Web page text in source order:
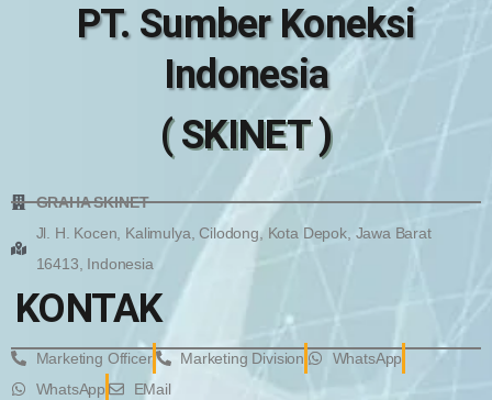
PT. Sumber Koneksi
Indonesia
( SKINET )
GRAHA SKINET
Jl. H. Kocen, Kalimulya, Cilodong, Kota Depok, Jawa Barat
16413, Indonesia
KONTAK
Marketing Officer Marketing Division
WhatsApp
WhatsApp
EMail